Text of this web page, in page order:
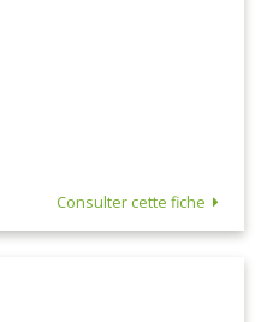
Consulter cette fiche